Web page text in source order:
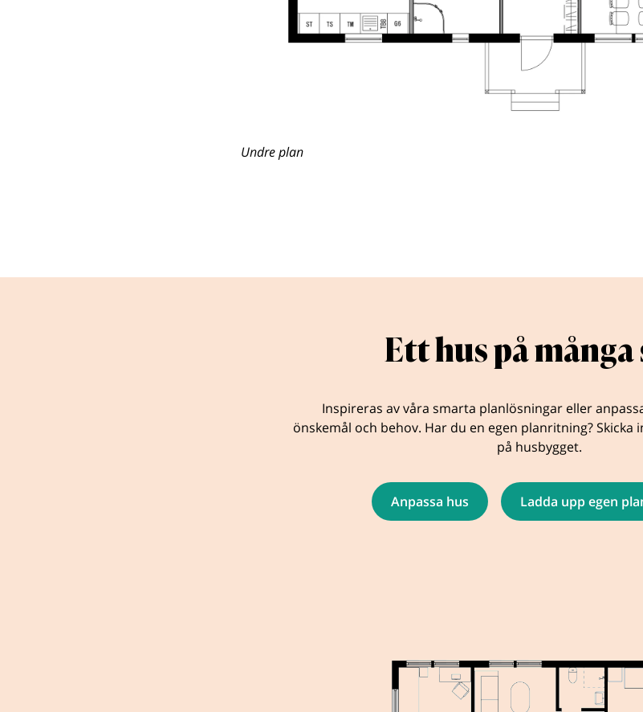
Undre plan
Ett hus på
Inspireras av våra smarta planlösningar eller
önskemål och behov. Har du en egen planritning? Skicka
på husbygget.
Anpassa hus Ladda upp egen